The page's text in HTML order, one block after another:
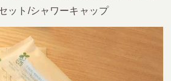
ット/シャワーキャップ